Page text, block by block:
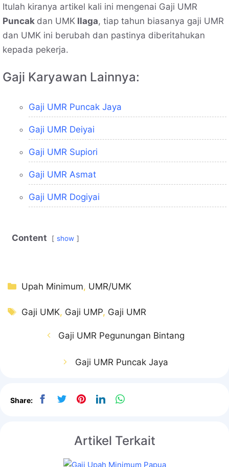
Itulah kiranya artikel kali ini mengenai Gaji UMR
Puncak dan UMK Ilaga, tiap tahun biasanya gaji UMR
dan UMK ini berubah dan pastinya diberitahukan
kepada pekerja.
Gaji Karyawan Lainnya:
Gaji UMR Puncak Jaya
Gaji UMR Deiyai
Gaji UMR Supiori
Gaji UMR Asmat
Gaji UMR Dogiyai
Content show
Kategori
Upah Minimum, UMR/UMK
Tag
Gaji UMK, Gaji UMP, Gaji UMR
Gaji UMR Pegunungan Bintang
Gaji UMR Puncak Jaya
Share:
Artikel Terkait